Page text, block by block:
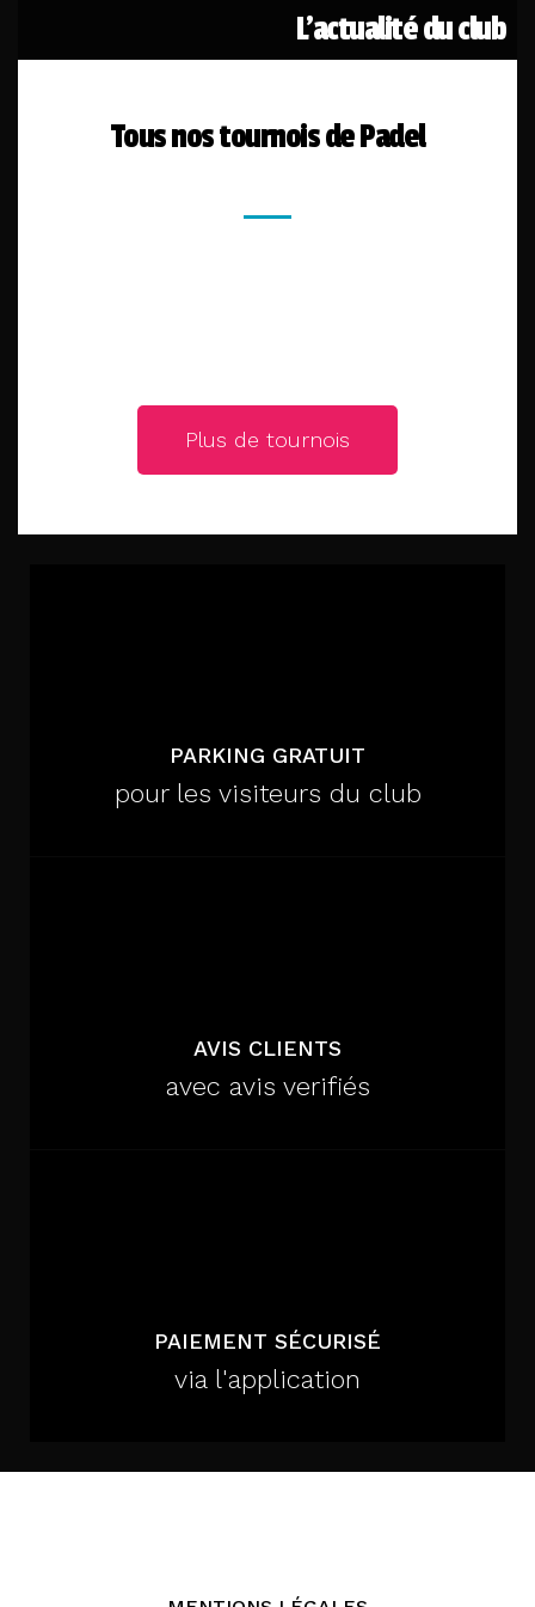
RéservationL'actualité du club
Tous nos tournois de Padel
Plus de tournois
PARKING GRATUIT
pour les visiteurs du club
AVIS CLIENTS
avec avis verifiés
PAIEMENT SÉCURISÉ
via l'application